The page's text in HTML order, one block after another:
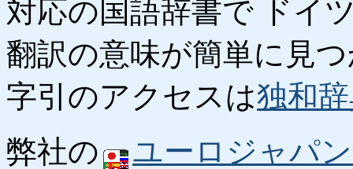
対応の国語辞書で ドイ
翻訳の意味が簡単に見
字引のアクセスは独和
弊社の
ユーロジャパ